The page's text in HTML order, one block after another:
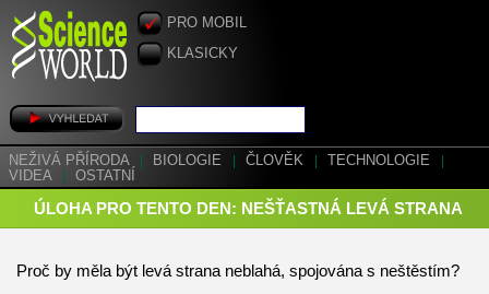
PRO MOBIL
KLASICKY
NEŽIVÁ PŘÍRODA BIOLOGIE ČLOVĚK TECHNOLOGIE
VIDEA
OSTATNÍ
ÚLOHA PRO TENTO DEN: NEŠŤASTNÁ LEVÁ STRANA
Proč by měla být levá strana neblahá, spojována s neštěstím?